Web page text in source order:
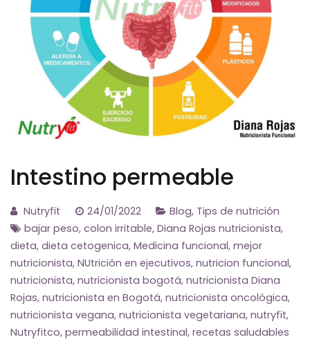
Intestino permeable
Nutryfit 24/01/2022 Blog, Tips de nutrición
bajar peso, colon irritable, Diana Rojas nutricionista,
dieta, dieta cetogenica, Medicina funcional, mejor
nutricionista, NUtrición en ejecutivos, nutricion funcional,
nutricionista, nutricionista bogotá, nutricionista Diana
Rojas, nutricionista en Bogotá, nutricionista oncológica,
nutricionista vegana, nutricionista vegetariana, nutryfit,
Nutryfitco, permeabilidad intestinal, recetas saludables